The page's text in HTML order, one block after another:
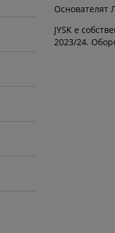
Основателят
JYSK е
2023/24.